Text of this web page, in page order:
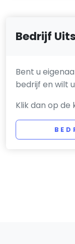
Bedrijf
Bent u
bedrijf en wilt
Klik dan op de